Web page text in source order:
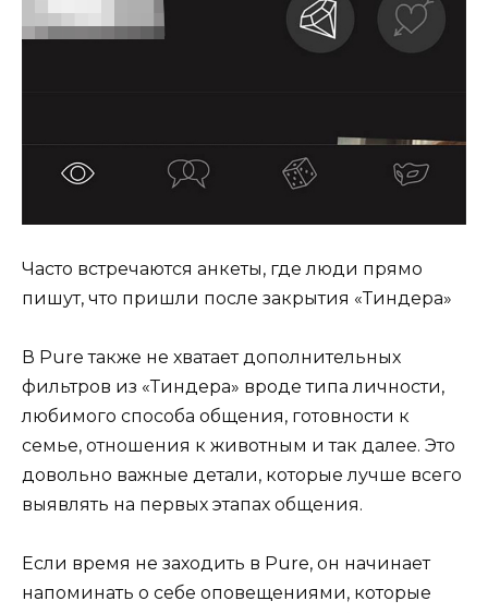
Часто встречаются анкеты, где люди прямо
пишут, что пришли после закрытия «Тиндера»
В Pure также не хватает дополнительных
фильтров из «Тиндера» вроде типа личности,
любимого способа общения, готовности к
семье, отношения к животным и так далее. Это
довольно важные детали, которые лучше всего
выявлять на первых этапах общения.
Если время не заходить в Pure, он начинает
напоминать о себе оповещениями, которые